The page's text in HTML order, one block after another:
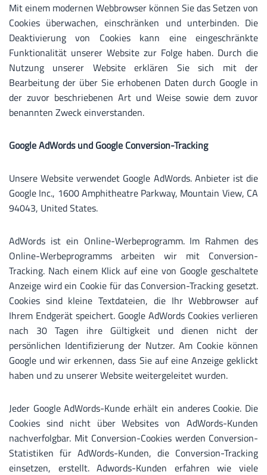
Mit einem modernen Webbrowser können Sie das Setzen von
Cookies überwachen, einschränken und unterbinden. Die
Deaktivierung von Cookies kann eine eingeschränkte
Funktionalität unserer Website zur Folge haben. Durch die
Nutzung unserer Website erklären Sie sich mit der
Bearbeitung der über Sie erhobenen Daten durch Google in
der zuvor beschriebenen Art und Weise sowie dem zuvor
benannten Zweck einverstanden.
Google AdWords und Google Conversion-Tracking
Unsere Website verwendet Google AdWords. Anbieter ist die
Google Inc., 1600 Amphitheatre Parkway, Mountain View, CA
94043, United States.
AdWords ist ein Online-Werbeprogramm. Im Rahmen des
Online-Werbeprogramms arbeiten wir mit Conversion-
Tracking. Nach einem Klick auf eine von Google geschaltete
Anzeige wird ein Cookie für das Conversion-Tracking gesetzt.
Cookies sind kleine Textdateien, die Ihr Webbrowser auf
Ihrem Endgerät speichert. Google AdWords Cookies verlieren
nach 30 Tagen ihre Gültigkeit und dienen nicht der
persönlichen Identifizierung der Nutzer. Am Cookie können
Google und wir erkennen, dass Sie auf eine Anzeige geklickt
haben und zu unserer Website weitergeleitet wurden.
Jeder Google AdWords-Kunde erhält ein anderes Cookie. Die
Cookies sind nicht über Websites von AdWords-Kunden
nachverfolgbar. Mit Conversion-Cookies werden Conversion-
Statistiken für AdWords-Kunden, die Conversion-Tracking
einsetzen, erstellt. Adwords-Kunden erfahren wie viele